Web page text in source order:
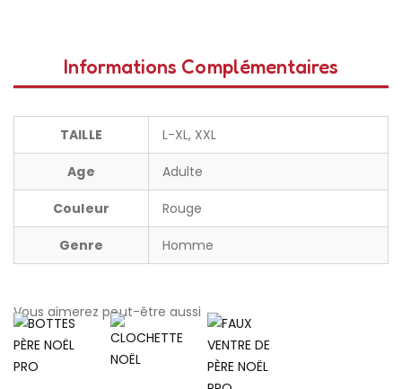
Informations Complémentaires
TAILLE L-XL, XXL
Age Adulte
Couleur Rouge
Genre Homme
Vous aimerez peut-être aussi